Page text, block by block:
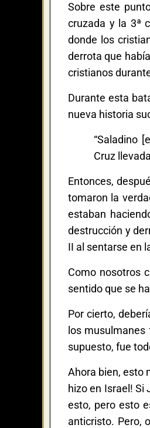
Sobre este
cruzada y la 3ª
donde los
derrota que
cristianos
Durante esta
nueva historia
“Saladino
Cruz
Entonces,
tomaron la
estaban
destrucción y
II al sentarse en
Como nosotros
sentido que se
Por cierto,
los
supuesto, fue
Ahora bien, esto
hizo en Israel! Si
esto, pero esto
anticristo. Pero,